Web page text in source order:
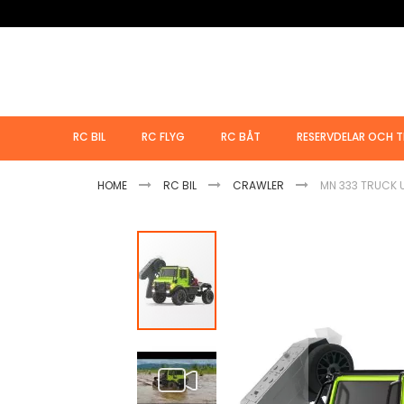
RC BIL RC FLYG RC BÅT RESERVDELAR OCH
HOME RC BIL CRAWLER MN 333
Hoppa
slutet
av
bildgalleriet